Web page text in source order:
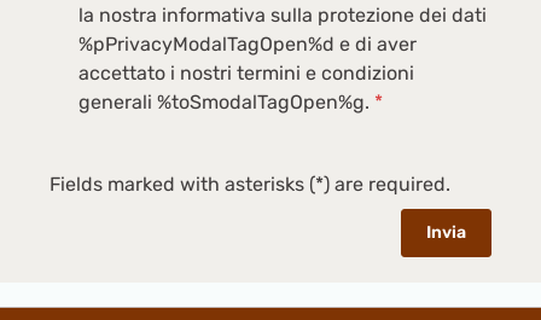
la nostra informativa sulla protezione dei dati
%pPrivacyModalTagOpen%d e di aver
accettato i nostri termini e condizioni
generali %toSmodalTagOpen%g. *
Fields marked with asterisks (*) are required.
Invia